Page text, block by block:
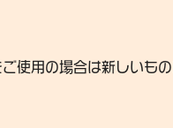
使用の場合は新しいも